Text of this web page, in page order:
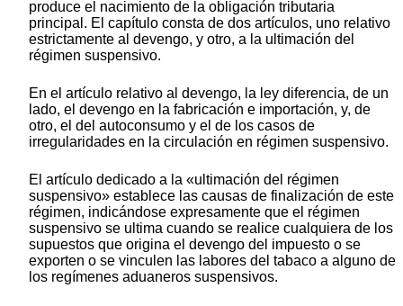
produce el nacimiento de la obligación tributaria
principal. El capítulo consta de dos artículos, uno relativo
estrictamente al devengo, y otro, a la ultimación del
régimen suspensivo.
En el artículo relativo al devengo, la ley diferencia, de un
lado, el devengo en la fabricación e importación, y, de
otro, el del autoconsumo y el de los casos de
irregularidades en la circulación en régimen suspensivo.
El artículo dedicado a la «ultimación del régimen
suspensivo» establece las causas de finalización de este
régimen, indicándose expresamente que el régimen
suspensivo se ultima cuando se realice cualquiera de los
supuestos que origina el devengo del impuesto o se
exporten o se vinculen las labores del tabaco a alguno de
los regímenes aduaneros suspensivos.